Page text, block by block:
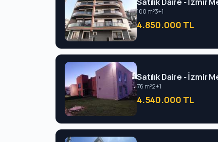
100 m²3+1
4.850.000 TL
Satılık Daire - İzmir
76 m²2+1
4.540.000 TL